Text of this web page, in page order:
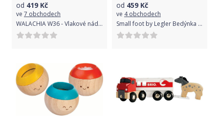
od 419 Kč
ve 7 obchodech
WALACHIA W36 - Vlakové nádraží
od 459 Kč
ve 4 obchodech
Small foot by Legler Bedýnka s ovocem Small Foot